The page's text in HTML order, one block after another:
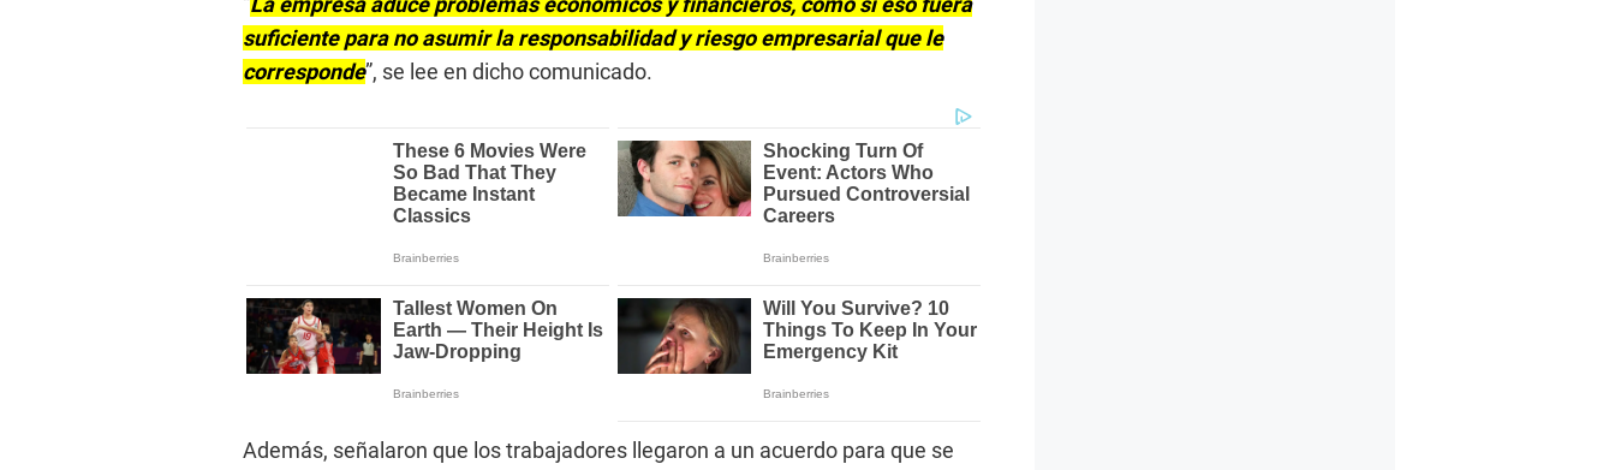
suficiente para no asumir la responsabilidad y riesgo empresarial que le
corresponde”, se lee en dicho comunicado.
Además, señalaron que los trabajadores llegaron a un acuerdo para que se